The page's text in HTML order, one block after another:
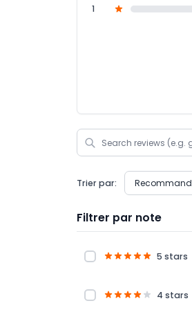
1
Trier par:
Filtrer par note
5 stars
4 stars